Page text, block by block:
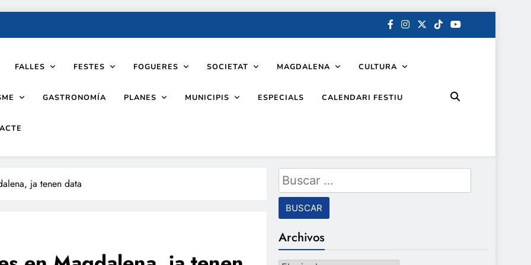
FALLES FESTES FOGUERES SOCIETAT MAGDALENA CULTURA
GASTRONOMÍA PLANES MUNICIPIS ESPECIALS CALENDARI FESTIU
ja tenen data
Buscar:
Archivos